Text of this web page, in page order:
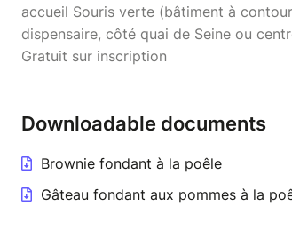
accueil Souris verte (bâtiment à
dispensaire, côté quai de Seine ou
Gratuit sur inscription
Downloadable documents
Brownie fondant à la poêle
Gâteau fondant aux pommes à la